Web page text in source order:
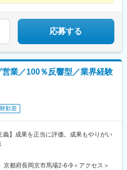
応募する
業／100％反響型／業界経験
歓迎
義】成果を正当に評価。成果もやりがい
京都府長岡京市馬場2-6-9＜アクセス＞